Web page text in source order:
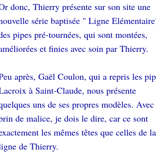
donc, Thierry présente sur son site une
série baptisée " Ligne
pipes pré-tournées, qui sont montées,
et finies avec soin par Thierry.
après, Gaël Coulon, qui a repris les
à Saint-Claude, nous présente
uns de ses propres modèles.
de malice, je dois le dire, car ce sont
les mêmes têtes que celles de la
de Thierry.